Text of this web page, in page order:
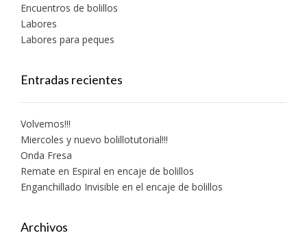
Encuentros de bolillos
Labores
Labores para peques
Entradas recientes
Volvemos!!!
Miercoles y nuevo bolillotutorial!!!
Onda Fresa
Remate en Espiral en encaje de bolillos
Enganchillado Invisible en el encaje de bolillos
Archivos